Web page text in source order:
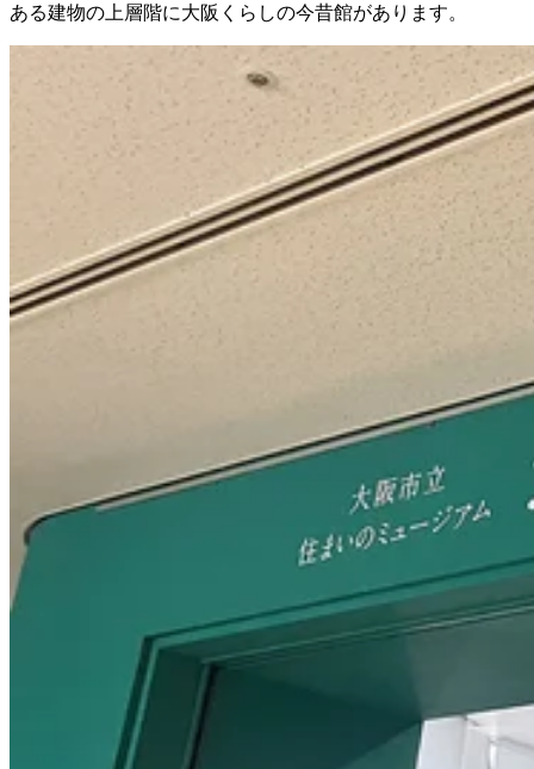
ある建物の上層階に大阪くらしの今昔館があります。